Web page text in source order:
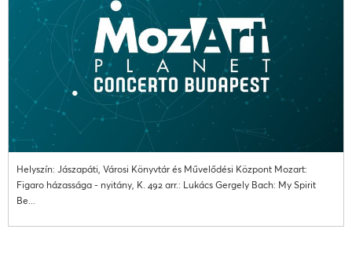
Helyszín: Jászapáti, Városi Könyvtár és Művelődési Központ Mozart:
Figaro házassága - nyitány, K. 492 arr.: Lukács Gergely Bach: My Spirit
Be...